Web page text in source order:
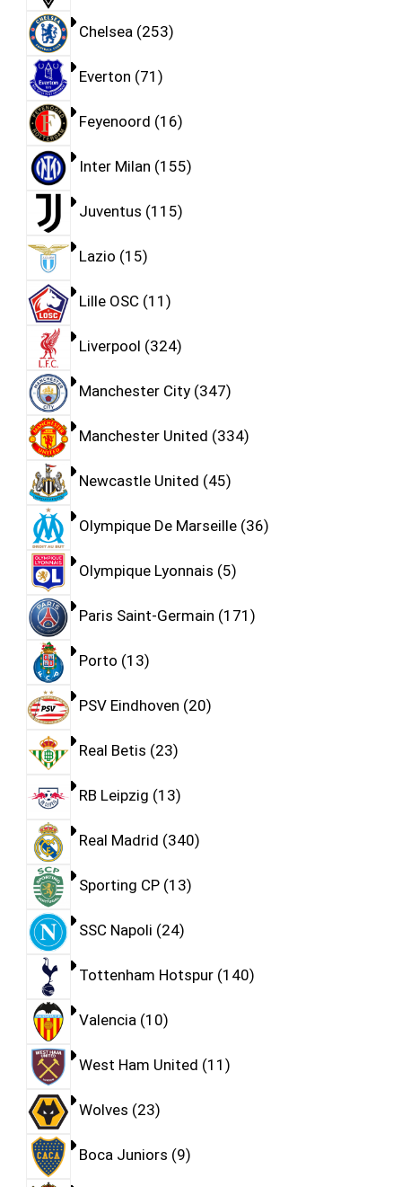
Chelsea 253
Everton 71
Feyenoord 16
Inter Milan 155
Juventus 115
Lazio 15
Lille OSC 11
Liverpool 324
Manchester City 347
Manchester United 334
Newcastle United 45
Olympique De Marseille 36
Olympique Lyonnais 5
Paris Saint-Germain 171
Porto 13
PSV Eindhoven 20
Real Betis 23
RB Leipzig 13
Real Madrid 340
Sporting CP 13
SSC Napoli 24
Tottenham Hotspur 140
Valencia 10
West Ham United 11
Wolves 23
Boca Juniors 9